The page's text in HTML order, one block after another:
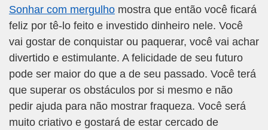
Sonhar com mergulho mostra que então você ficará
feliz por tê-lo feito e investido dinheiro nele. Você
vai gostar de conquistar ou paquerar, você vai achar
divertido e estimulante. A felicidade de seu futuro
pode ser maior do que a de seu passado. Você terá
que superar os obstáculos por si mesmo e não
pedir ajuda para não mostrar fraqueza. Você será
muito criativo e gostará de estar cercado de